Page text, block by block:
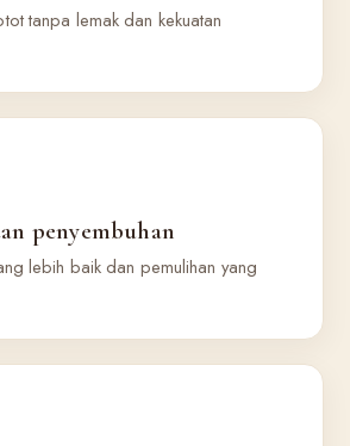
tanpa lemak dan kekuatan
penyembuhan
lebih baik dan pemulihan yang